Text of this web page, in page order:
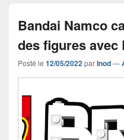
Bandai Namco
des figures avec
Posté le 12/05/2022parInod—